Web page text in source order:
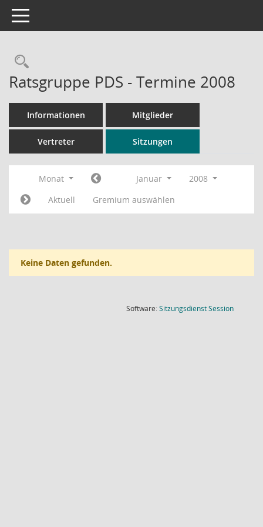
Toggle navigation
Rechercheauswahl
Ratsgruppe PDS - Termine 2008
Informationen Mitglieder
Vertreter Sitzungen
Monat Januar
2008
Aktuell
Gremium auswählen
Keine Daten gefunden.
Software:SitzungsdienstSession(Wird in